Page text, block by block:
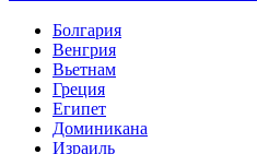
Болгария
Венгрия
Вьетнам
Греция
Египет
Доминикана
Израиль